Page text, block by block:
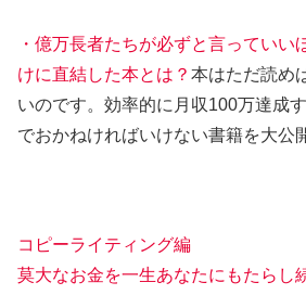
・億万長者たちが必ずと言っていい
けに直結した本とは？ 本はただ読め
いのです。効率的に月収100万達成
でおかねければいけない書籍を大公
コピーライティング編
莫大なお金を一生あなたにもたらし